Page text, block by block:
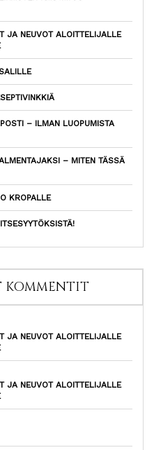
JA NEUVOT ALOITTELIJALLE
– ILMAN LUOPUMISTA
– MITEN TÄSSÄ
KROPALLE
KOMMENTIT
JA NEUVOT ALOITTELIJALLE
JA NEUVOT ALOITTELIJALLE